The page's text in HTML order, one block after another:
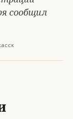
сообщил